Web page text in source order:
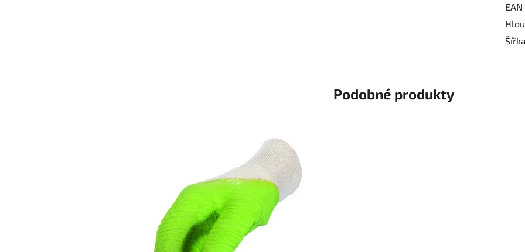
EAN
Podobné produkty